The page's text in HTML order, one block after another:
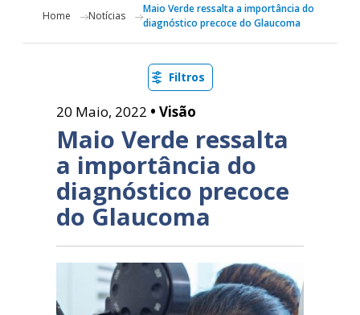
Home Notícias
Maio Verde ressalta a importância do
diagnóstico precoce do Glaucoma
Filtros
20 Maio, 2022 • Visão
Maio Verde ressalta
a importância do
diagnóstico precoce
do Glaucoma